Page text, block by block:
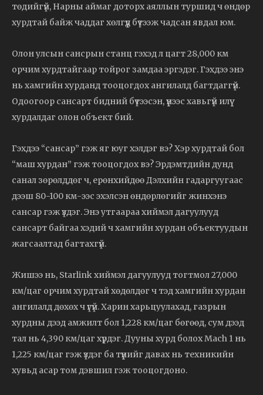
төдийгүй, Нарны аймаг доторх аяллын туршид ч өндөр
хурдтай байж чаддаг хөлгүүд бүтээж чадсан явдал юм.
Олон улсын сансрын станц гэхэд л цагт 28,000 км
орчим хурдтайгаар тойрог замдаа эргэдэг. Гэхдээ энэ
нь хамгийн хурданд тооцогдох ангилалд багтдаггүй.
Одоогоор сансарт бидний бүтээсэн, үүнээс хавьгүй илүү
хурдалдаг олон объект бий.
Гэхдээ “сансар” гэж яг юуг хэлдэг вэ? Хэр хурдтай бол
“маш хурдан” гэж тооцогдох вэ? Эрдэмтдийн дунд
санал зөрөлддөг ч, ерөнхийдөө Дэлхийн гадаргуугаас
дээш 80-100 км-ээс эхэлсэн өндөрлөгийг жинхэнэ
сансар гэж үздэг. Энэ утгаараа хиймэл дагуулууд
сансарт байгаа хэдий ч хамгийн хурдан объектуудын
жагсаалтад багтахгүй.
Жишээ нь, Starlink хиймэл дагуулууд тогтмол 27,000
км/цаг орчим хурдтай хөдөлдөг ч тэд хамгийн хурдан
ангилалд дөхөх ч үгүй. Харин харьцуулахад, газрын
хурдны дээд амжилт бол 1,228 км/цаг бөгөөд, сум дээд
тал нь 4,390 км/цаг хүрдэг. Дууны хурд болох Mach 1 нь
1,225 км/цаг гэж үздэг ба түүнийг давах нь техникийн
хувьд асар том дэвшил гэж тооцогдоно.